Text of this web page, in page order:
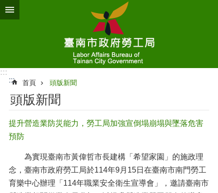
跳到主要內容區塊
:::
:::
首頁 頭版新聞
頭版新聞
提升營造業防災能力，勞工局加強宣倒塌崩塌與墜落危害
預防
為實現臺南市黃偉哲市長建構「希望家園」的施政理
念，臺南市政府勞工局於114年9月15日在臺南市南門勞工
育樂中心辦理「114年職業安全衛生宣導會」，邀請臺南市